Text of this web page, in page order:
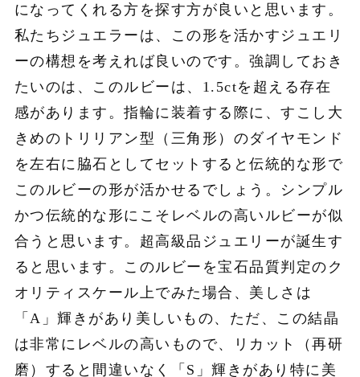
になってくれる方を探す方が良いと思います。
私たちジュエラーは、この形を活かすジュエリ
ーの構想を考えれば良いのです。強調しておき
たいのは、このルビーは、1.5ctを超える存在
感があります。指輪に装着する際に、すこし大
きめのトリリアン型（三角形）のダイヤモンド
を左右に脇石としてセットすると伝統的な形で
このルビーの形が活かせるでしょう。シンプル
かつ伝統的な形にこそレベルの高いルビーが似
合うと思います。超高級品ジュエリーが誕生す
ると思います。このルビーを宝石品質判定のク
オリティスケール上でみた場合、美しさは
「A」輝きがあり美しいもの、ただ、この結晶
は非常にレベルの高いもので、リカット（再研
磨）すると間違いなく「S」輝きがあり特に美